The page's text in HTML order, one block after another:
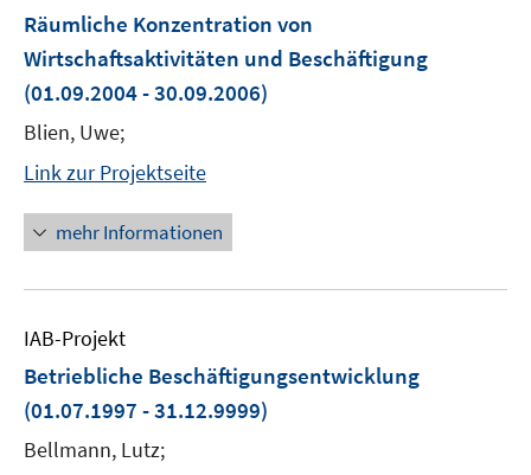
Räumliche Konzentration von
Wirtschaftsaktivitäten und Beschäftigung
(01.09.2004 - 30.09.2006)
Blien, Uwe;
Link zur Projektseite
mehr Informationen
IAB-Projekt
Betriebliche Beschäftigungsentwicklung
(01.07.1997 - 31.12.9999)
Bellmann, Lutz;